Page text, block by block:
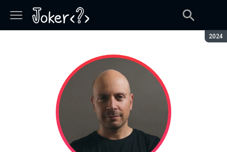
2024